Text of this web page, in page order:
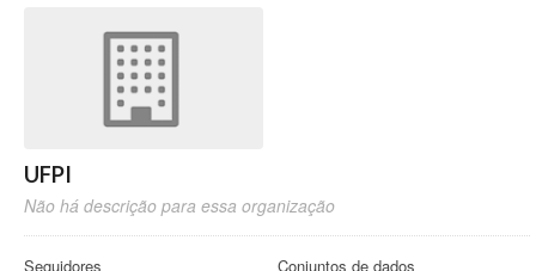
UFPI
Não há descrição para essa organização
Seguidores Conjuntos de dados